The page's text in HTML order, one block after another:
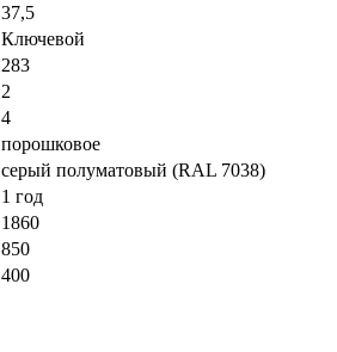
37,5
Ключевой
283
2
4
порошковое
серый полуматовый (RAL 7038)
1 год
1860
850
400